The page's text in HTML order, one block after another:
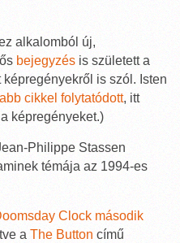
alkalomból új,
bejegyzés is született a
is szól. Isten
cikkel folytatódott, itt
képregényeket.)
Philippe Stassen
témája az 1994-es
Clock második
a The Button című